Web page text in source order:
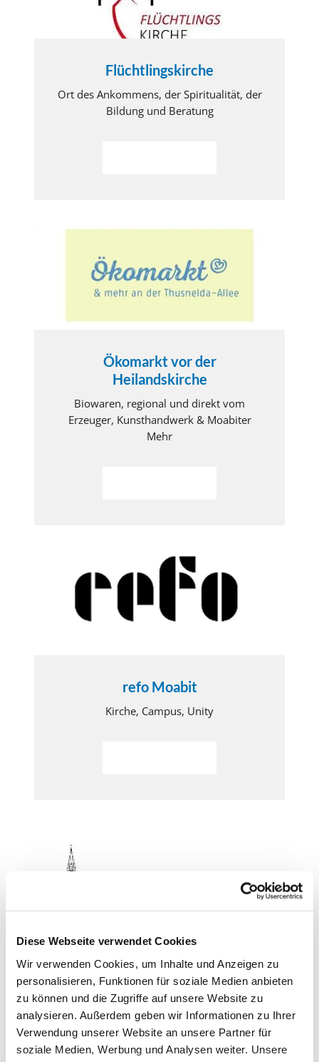
Diese Webseite verwendet Cookies
Wir verwenden Cookies, um Inhalte und Anzeigen zu
personalisieren, Funktionen für soziale Medien anbieten
zu können und die Zugriffe auf unsere Website zu
analysieren. Außerdem geben wir Informationen zu Ihrer
Verwendung unserer Website an unsere Partner für
soziale Medien, Werbung und Analysen weiter. Unsere
Flüchtlingskirche
Ort des Ankommens, der Spiritualität, der
Bildung und Beratung
Ökomarkt vor der
Heilandskirche
Biowaren, regional und direkt vom
Erzeuger, Kunsthandwerk & Moabiter
Mehr
refo Moabit
Kirche, Campus, Unity
Heilige Geist
evangelische Nachbargemeinde
Weiterlesen